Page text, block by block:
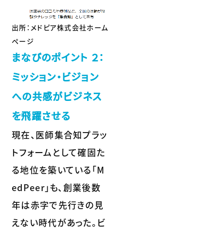
出所：メドピア株式会社ホーム
ページ
まなびのポイント ２：
ミッション・ビジョン
への共感がビジネス
を飛躍させる
現在、医師集合知プラッ
トフォームとして確固た
る地位を築いている「M
edPeer」も、創業後数
年は赤字で先行きの見
えない時代があった。ビ